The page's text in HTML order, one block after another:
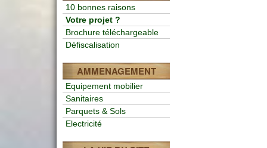
10 bonnes raisons
Votre projet ?
Brochure téléchargeable
Défiscalisation
AMMENAGEMENT
Equipement mobilier
Sanitaires
Parquets & Sols
Electricité